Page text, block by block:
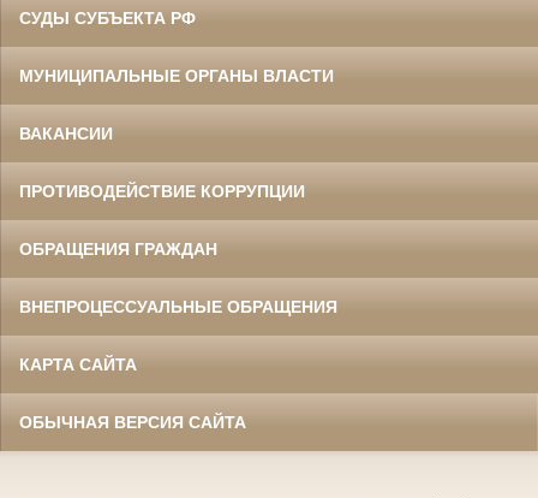
СУДЫ СУБЪЕКТА РФ
МУНИЦИПАЛЬНЫЕ ОРГАНЫ ВЛАСТИ
ВАКАНСИИ
ПРОТИВОДЕЙСТВИЕ КОРРУПЦИИ
ОБРАЩЕНИЯ ГРАЖДАН
ВНЕПРОЦЕССУАЛЬНЫЕ ОБРАЩЕНИЯ
КАРТА САЙТА
ОБЫЧНАЯ ВЕРСИЯ САЙТА